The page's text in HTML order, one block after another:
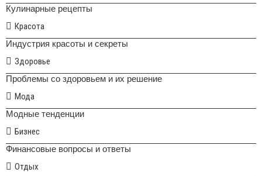
Кулинарные рецепты
Красота
Индустрия красоты и секреты
Здоровье
Проблемы со здоровьем и их решение
Мода
Модные тенденции
Бизнес
Финансовые вопросы и ответы
Отдых